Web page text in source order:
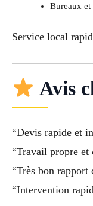
Bureaux et
Service local
Avis
“Devis rapide et
“Travail propre et
“Très bon rapport
“Intervention